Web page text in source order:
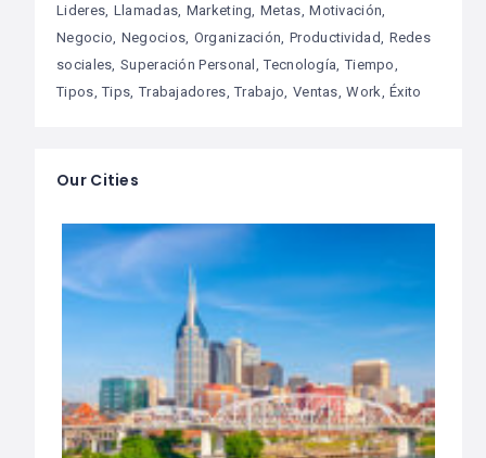
Lideres Llamadas Marketing Metas Motivación
Negocio Negocios Organización Productividad Redes
sociales Superación Personal Tecnología Tiempo
Tipos Tips Trabajadores Trabajo Ventas Work Éxito
Our Cities